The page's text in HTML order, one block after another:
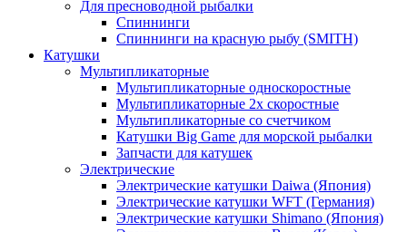
Для пресноводной рыбалки
Спиннинги
Спиннинги на красную рыбу (SMITH)
Катушки
Мультипликаторные
Мультипликаторные односкоростные
Мультипликаторные 2х скоростные
Мультипликаторные со счетчиком
Катушки Big Game для морской рыбалки
Запчасти для катушек
Электрические
Электрические катушки Daiwa (Япония)
Электрические катушки WFT (Германия)
Электрические катушки Shimano (Япония)